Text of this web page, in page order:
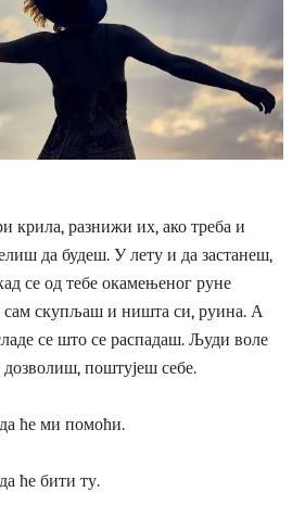
крила, разнижи их, ако треба и
да будеш. У лету и да застанеш,
се од тебе окамењеног руне
сам скупљаш и ништа си, руина. А
се што се распадаш. Људи воле
поштујеш себе.
ће ми помоћи.
ће бити ту.